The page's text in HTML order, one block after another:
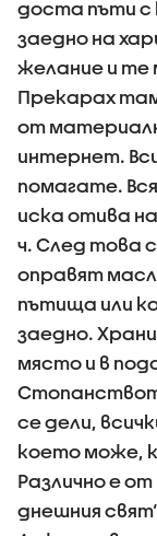
доста пъти с
заедно на
желание и те
Прекарах
от
интернет.
помагате.
иска отива
ч. След това
оправят
пътища или
заедно.
място и в
се дели,
което може,
Различно е
днешния